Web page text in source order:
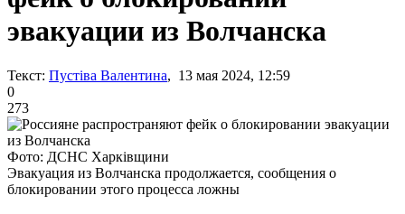
эвакуации из Волчанска
Текст: Пустіва Валентина, 13 мая 2024, 12:59
0
273
Фото: ДСНС Харківщини
Эвакуация из Волчанска продолжается, сообщения о
блокировании этого процесса ложны